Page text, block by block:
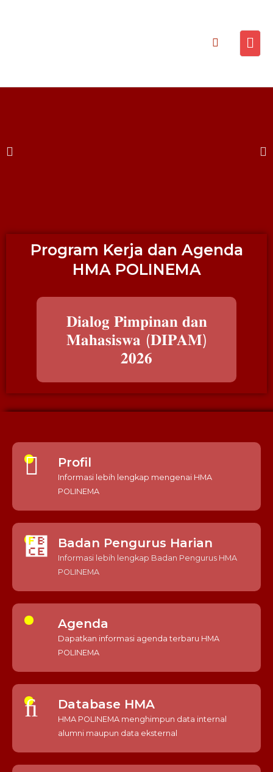
Program Kerja dan Agenda
HMA POLINEMA
𝐃𝐢𝐚𝐥𝐨𝐠 𝐏𝐢𝐦𝐩𝐢𝐧𝐚𝐧 𝐝𝐚𝐧
𝐌𝐚𝐡𝐚𝐬𝐢𝐬𝐰𝐚 (𝐃𝐈𝐏𝐀𝐌)
𝟐𝟎𝟐𝟔
Profil
Informasi lebih lengkap mengenai HMA
POLINEMA
Badan Pengurus Harian
Informasi lebih lengkap Badan Pengurus HMA
POLINEMA
Agenda
Dapatkan informasi agenda terbaru HMA
POLINEMA
Database HMA
HMA POLINEMA menghimpun data internal
alumni maupun data eksternal